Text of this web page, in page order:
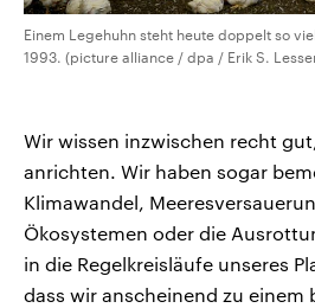
Einem Legehuhn steht heute doppelt so
1993. (picture alliance / dpa / Erik S.
Wir wissen inzwischen recht
anrichten. Wir haben sogar
Klimawandel,
Ökosystemen oder die
in die Regelkreisläufe unseres
dass wir anscheinend zu einem